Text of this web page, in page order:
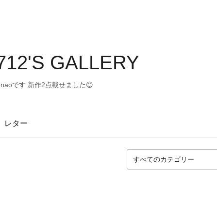
GALLERY
です 新作2点載せました😊
レター